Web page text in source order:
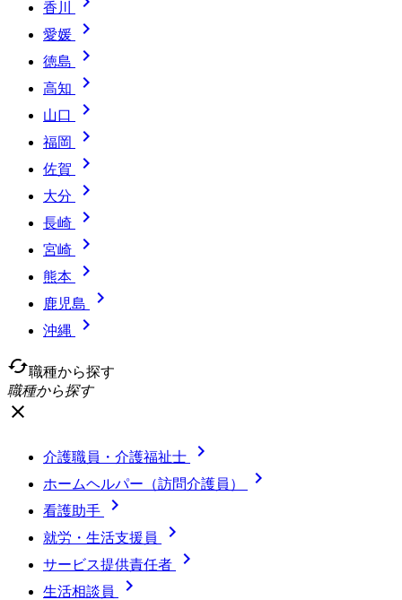
香川
愛媛 
徳島 
高知 
山口 
福岡 
佐賀 
大分 
長崎 
宮崎 
熊本 
鹿児島 
沖縄

cached職種から探す
職種から探す
close
介護職員・介護福祉士 
ホームヘルパー（訪問介護員） 
看護助手 
就労・生活支援員 
サービス提供責任者 
生活相談員 